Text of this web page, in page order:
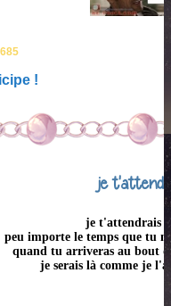
!
je
je t'attendrais
peu importe le temps que tu
quand tu arriveras au bout
je serais là comme je